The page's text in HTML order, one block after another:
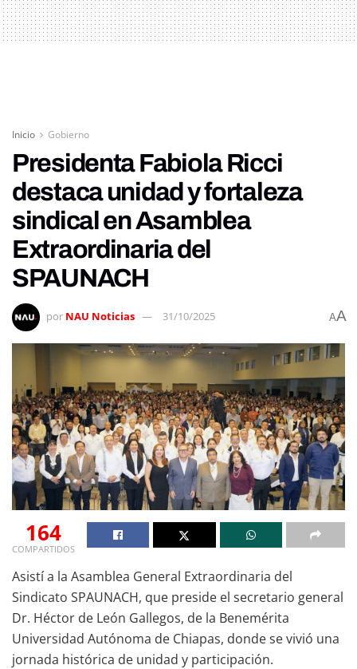
Inicio Gobierno
Presidenta Fabiola Ricci
destaca unidad y fortaleza
sindical en Asamblea
Extraordinaria del
SPAUNACH
por NAU Noticias 31/10/2025 AA
164
COMPARTIDOS
Asistí a la Asamblea General Extraordinaria del
Sindicato SPAUNACH, que preside el secretario general
Dr. Héctor de León Gallegos, de la Benemérita
Universidad Autónoma de Chiapas, donde se vivió una
jornada histórica de unidad y participación.